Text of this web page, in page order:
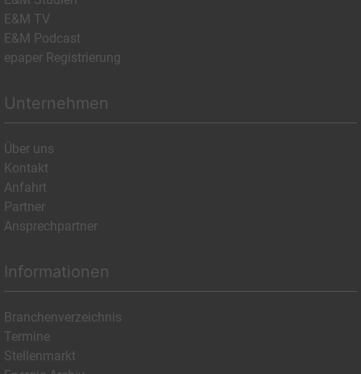
E&M TV
E&M Podcast
epaper Registrierung
Unternehmen
Über uns
Kontakt
Anfahrt
Partner
Ansprechpartner
Informationen
Branchenverzeichnis
Termine
Stellenmarkt